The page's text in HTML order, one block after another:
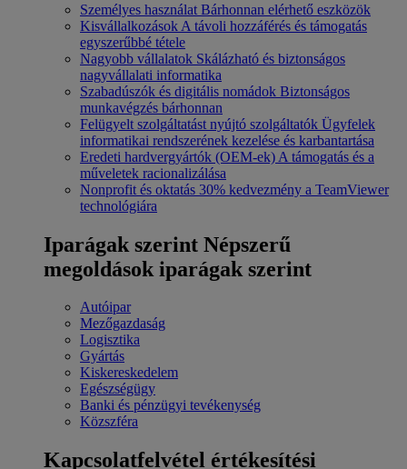
Személyes használat Bárhonnan elérhető eszközök
Kisvállalkozások A távoli hozzáférés és támogatás
egyszerűbbé tétele
Nagyobb vállalatok Skálázható és biztonságos
nagyvállalati informatika
Szabadúszók és digitális nomádok Biztonságos
munkavégzés bárhonnan
Felügyelt szolgáltatást nyújtó szolgáltatók Ügyfelek
informatikai rendszerének kezelése és karbantartása
Eredeti hardvergyártók (OEM-ek) A támogatás és a
műveletek racionalizálása
Nonprofit és oktatás 30% kedvezmény a TeamViewer
technológiára
Iparágak szerint Népszerű
megoldások iparágak szerint
Autóipar
Mezőgazdaság
Logisztika
Gyártás
Kiskereskedelem
Egészségügy
Banki és pénzügyi tevékenység
Közszféra
Kapcsolatfelvétel értékesítési